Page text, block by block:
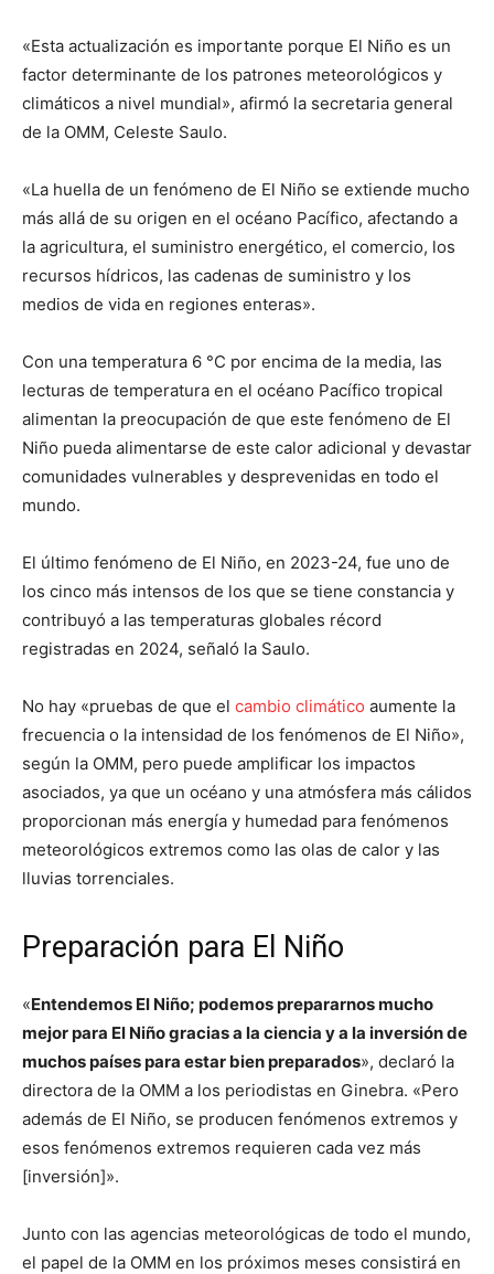
«Esta actualización es importante porque El Niño es un
factor determinante de los patrones meteorológicos y
climáticos a nivel mundial», afirmó la secretaria general
de la OMM, Celeste Saulo.
«La huella de un fenómeno de El Niño se extiende mucho
más allá de su origen en el océano Pacífico, afectando a
la agricultura, el suministro energético, el comercio, los
recursos hídricos, las cadenas de suministro y los
medios de vida en regiones enteras».
Con una temperatura 6 °C por encima de la media, las
lecturas de temperatura en el océano Pacífico tropical
alimentan la preocupación de que este fenómeno de El
Niño pueda alimentarse de este calor adicional y devastar
comunidades vulnerables y desprevenidas en todo el
mundo.
El último fenómeno de El Niño, en 2023-24, fue uno de
los cinco más intensos de los que se tiene constancia y
contribuyó a las temperaturas globales récord
registradas en 2024, señaló la Saulo.
No hay «pruebas de que el cambio climático aumente la
frecuencia o la intensidad de los fenómenos de El Niño»,
según la OMM, pero puede amplificar los impactos
asociados, ya que un océano y una atmósfera más cálidos
proporcionan más energía y humedad para fenómenos
meteorológicos extremos como las olas de calor y las
lluvias torrenciales.
Preparación para El Niño
«Entendemos El Niño; podemos prepararnos mucho
mejor para El Niño gracias a la ciencia y a la inversión de
muchos países para estar bien preparados», declaró la
directora de la OMM a los periodistas en Ginebra. «Pero
además de El Niño, se producen fenómenos extremos y
esos fenómenos extremos requieren cada vez más
[inversión]».
Junto con las agencias meteorológicas de todo el mundo,
el papel de la OMM en los próximos meses consistirá en